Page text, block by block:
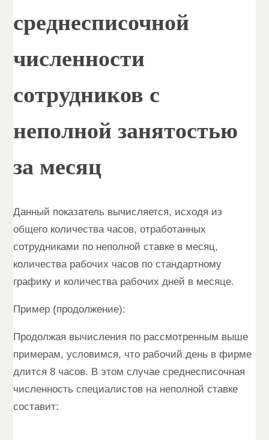
среднесписочной
численности
сотрудников с
неполной занятостью
за месяц
Данный показатель вычисляется, исходя из
общего количества часов, отработанных
сотрудниками по неполной ставке в месяц,
количества рабочих часов по стандартному
графику и количества рабочих дней в месяце.
Пример (продолжение):
Продолжая вычисления по рассмотренным выше
примерам, условимся, что рабочий день в фирме
длится 8 часов. В этом случае среднесписочная
численность специалистов на неполной ставке
составит: